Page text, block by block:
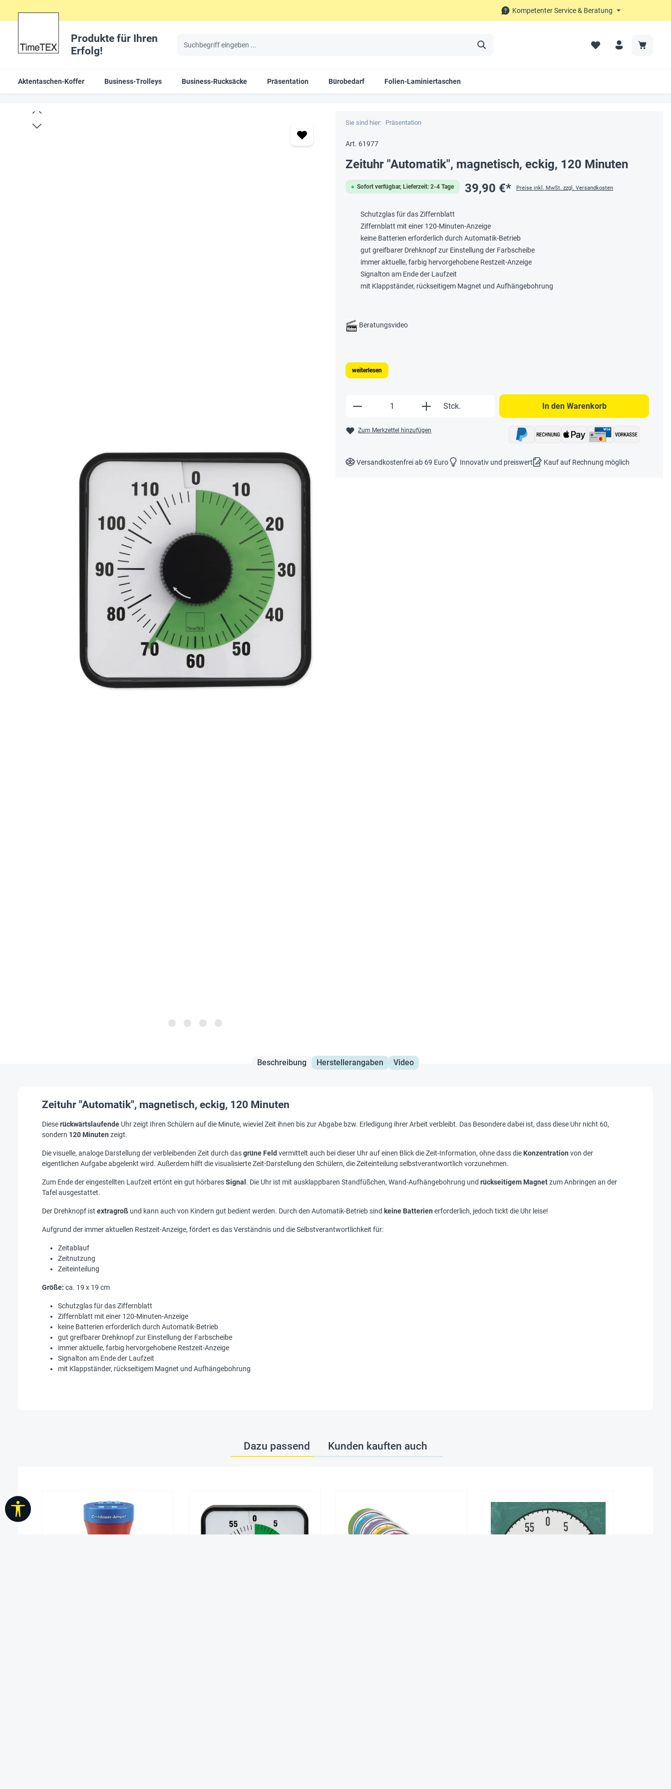
Kompetenter Service & Beratung
Produkte für Ihren
Erfolg!
Aktentaschen-Koffer Business-Trolleys Business-Rucksäcke Präsentation Bürobedarf Folien-Laminiertaschen
Sie sind hier: Präsentation
Art. 61977
Zeituhr "Automatik", magnetisch, eckig, 120 Minuten
Sofort verfügbar, Lieferzeit: 2-4 Tage 39,90 €* Preise inkl. MwSt. zzgl. Versandkosten
Schutzglas für das Ziffernblatt
Ziffernblatt mit einer 120-Minuten-Anzeige
keine Batterien erforderlich durch Automatik-Betrieb
gut greifbarer Drehknopf zur Einstellung der Farbscheibe
immer aktuelle, farbig hervorgehobene Restzeit-Anzeige
Signalton am Ende der Laufzeit
mit Klappständer, rückseitigem Magnet und Aufhängebohrung
Beratungsvideo
weiterlesen
Produkt Anzahl: Gib den gewünschten Wert ein oder
Stck.
Zum Merkzettel hinzufügen
In den Warenkorb
Versandkostenfrei ab 69 Euro Innovativ und preiswert Kauf auf Rechnung möglich
Beschreibung Herstellerangaben Video
Zeituhr "Automatik", magnetisch, eckig, 120 Minuten
Dieserückwärtslaufende Uhr zeigt Ihren Schülern auf die Minute, wieviel Zeit ihnen bis zur Abgabe bzw. Erledigung ihrer Arbeit verbleibt. Das Besondere dabei ist, dass diese Uhr nicht 60,
sondern 120 Minuten zeigt.
Die visuelle, analoge Darstellung der verbleibenden Zeit durch dasgrüne Feld vermittelt auch bei dieser Uhr auf einen Blick die Zeit-Information, ohne dass die Konzentration von der
eigentlichen Aufgabe abgelenkt wird. Außerdem hilft die visualisierte Zeit-Darstellung den Schülern, die Zeiteinteilung selbstverantwortlich vorzunehmen.
Zum Ende der eingestellten Laufzeit ertönt ein gut hörbaresSignal . Die Uhr ist mit ausklappbaren Standfüßchen, Wand-Aufhängebohrung und rückseitigem Magnetzum Anbringen an der
Tafel ausgestattet.
Der Drehknopf ist extragroß und kann auch von Kindern gut bedient werden. Durch den Automatik-Betrieb sind keine Batterien erforderlich, jedoch tickt die Uhr leise!
Aufgrund der immer aktuellen Restzeit-Anzeige, fördert es das Verständnis und die Selbstverantwortlichkeit für:
Zeitablauf
Zeitnutzung
Zeiteinteilung
Größe: ca. 19 x 19 cm
Schutzglas für das Ziffernblatt
Ziffernblatt mit einer 120-Minuten-Anzeige
keine Batterien erforderlich durch Automatik-Betrieb
gut greifbarer Drehknopf zur Einstellung der Farbscheibe
immer aktuelle, farbig hervorgehobene Restzeit-Anzeige
Signalton am Ende der Laufzeit
mit Klappständer, rückseitigem Magnet und Aufhängebohrung
Dazu passend Kunden kauften auch
Werkzeugleiste anzeigen